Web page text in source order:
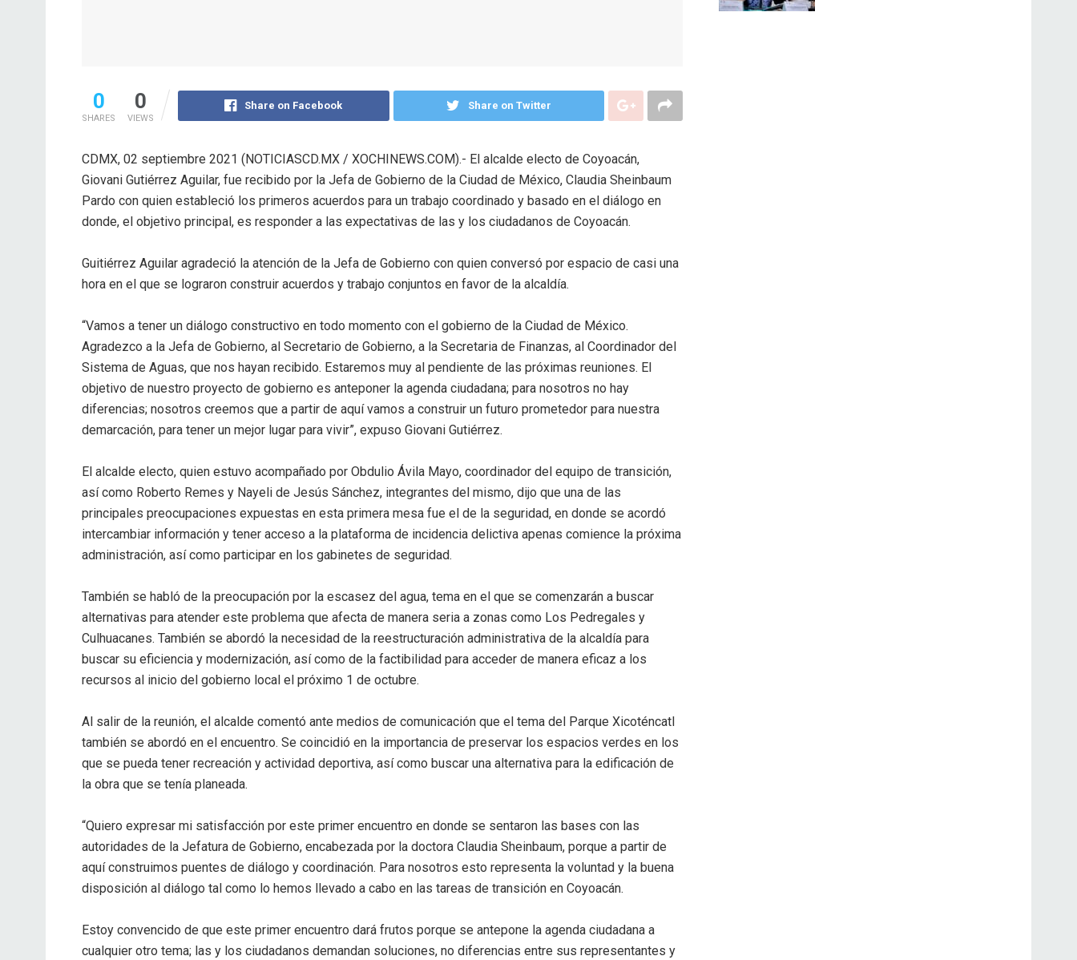
0
SHARES
0
VIEWS
Share on Facebook Share on Twitter
CDMX, 02 septiembre 2021 (NOTICIASCD.MX / XOCHINEWS.COM).- El alcalde electo de Coyoacán,
Giovani Gutiérrez Aguilar, fue recibido por la Jefa de Gobierno de la Ciudad de México, Claudia Sheinbaum
Pardo con quien estableció los primeros acuerdos para un trabajo coordinado y basado en el diálogo en
donde, el objetivo principal, es responder a las expectativas de las y los ciudadanos de Coyoacán.
Guitiérrez Aguilar agradeció la atención de la Jefa de Gobierno con quien conversó por espacio de casi una
hora en el que se lograron construir acuerdos y trabajo conjuntos en favor de la alcaldía.
“Vamos a tener un diálogo constructivo en todo momento con el gobierno de la Ciudad de México.
Agradezco a la Jefa de Gobierno, al Secretario de Gobierno, a la Secretaria de Finanzas, al Coordinador del
Sistema de Aguas, que nos hayan recibido. Estaremos muy al pendiente de las próximas reuniones. El
objetivo de nuestro proyecto de gobierno es anteponer la agenda ciudadana; para nosotros no hay
diferencias; nosotros creemos que a partir de aquí vamos a construir un futuro prometedor para nuestra
demarcación, para tener un mejor lugar para vivir”, expuso Giovani Gutiérrez.
El alcalde electo, quien estuvo acompañado por Obdulio Ávila Mayo, coordinador del equipo de transición,
así como Roberto Remes y Nayeli de Jesús Sánchez, integrantes del mismo, dijo que una de las
principales preocupaciones expuestas en esta primera mesa fue el de la seguridad, en donde se acordó
intercambiar información y tener acceso a la plataforma de incidencia delictiva apenas comience la próxima
administración, así como participar en los gabinetes de seguridad.
También se habló de la preocupación por la escasez del agua, tema en el que se comenzarán a buscar
alternativas para atender este problema que afecta de manera seria a zonas como Los Pedregales y
Culhuacanes. También se abordó la necesidad de la reestructuración administrativa de la alcaldía para
buscar su eficiencia y modernización, así como de la factibilidad para acceder de manera eficaz a los
recursos al inicio del gobierno local el próximo 1 de octubre.
Al salir de la reunión, el alcalde comentó ante medios de comunicación que el tema del Parque Xicoténcatl
también se abordó en el encuentro. Se coincidió en la importancia de preservar los espacios verdes en los
que se pueda tener recreación y actividad deportiva, así como buscar una alternativa para la edificación de
la obra que se tenía planeada.
“Quiero expresar mi satisfacción por este primer encuentro en donde se sentaron las bases con las
autoridades de la Jefatura de Gobierno, encabezada por la doctora Claudia Sheinbaum, porque a partir de
aquí construimos puentes de diálogo y coordinación. Para nosotros esto representa la voluntad y la buena
disposición al diálogo tal como lo hemos llevado a cabo en las tareas de transición en Coyoacán.
Estoy convencido de que este primer encuentro dará frutos porque se antepone la agenda ciudadana a
cualquier otro tema; las y los ciudadanos demandan soluciones, no diferencias entre sus representantes y